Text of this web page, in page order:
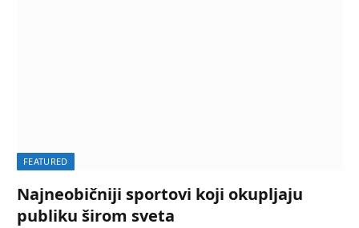
FEATURED
Najneobičniji sportovi koji okupljaju
publiku širom sveta